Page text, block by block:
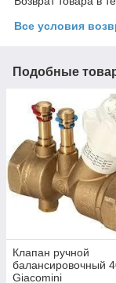
Все условия
Подобные
Клапан ручной
балансировочный
Giacomini